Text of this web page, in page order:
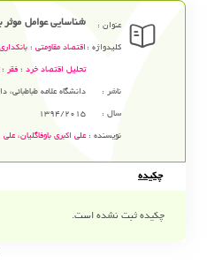
عنوان : شناسایی عوامل موثر
کلیدواژه : اقتصاد مقاومتی ؛
تحلیل اقتصاد خرد ؛ فقر ؛
ناشر : دانشگاه علامه
سال : 1394/2015
نویسنده : علی اکبری باوفاگلیان، علی
چکیده
چکیده ثبت نشده است.